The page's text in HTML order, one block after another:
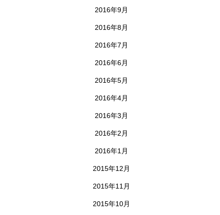
2016年9月
2016年8月
2016年7月
2016年6月
2016年5月
2016年4月
2016年3月
2016年2月
2016年1月
2015年12月
2015年11月
2015年10月